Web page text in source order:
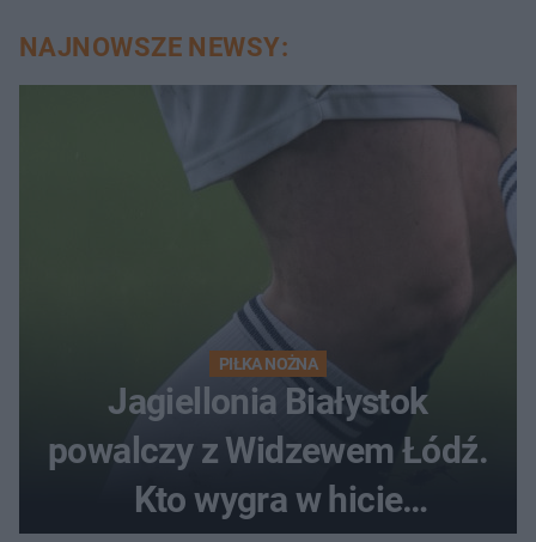
NAJNOWSZE NEWSY:
PIŁKA NOŻNA
Jagiellonia Białystok
powalczy z Widzewem Łódź.
Kto wygra w hicie